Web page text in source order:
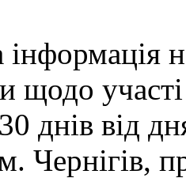
інформація
щодо
днів від
Чернігів,